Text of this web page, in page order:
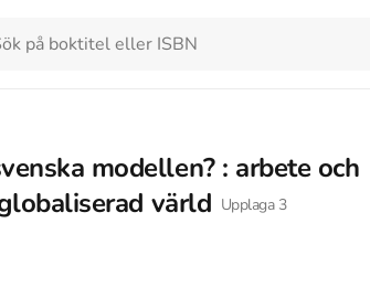
modellen? : arbete och
värld Upplaga 3